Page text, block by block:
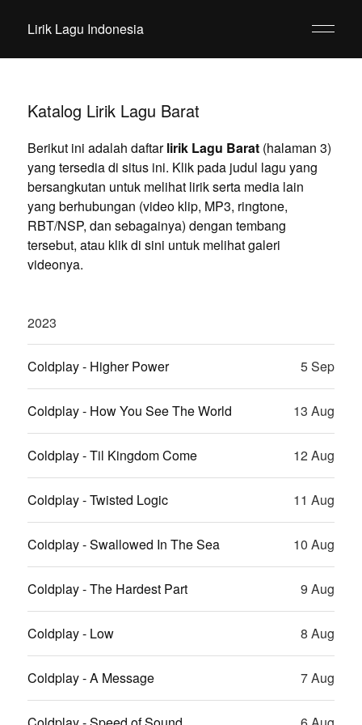
Lirik Lagu Indonesia
Katalog Lirik Lagu Barat
Berikut ini adalah daftarlirik Lagu Barat(halaman 3)
yang tersedia di situs ini. Klik pada judul lagu yang
bersangkutan untuk melihat lirik serta media lain
yang berhubungan (video klip, MP3, ringtone,
RBT/NSP, dan sebagainya) dengan tembang
tersebut, atau klik di sini untuk melihat galeri
videonya.
2023
Coldplay - Higher Power 5 Sep
Coldplay - How You See The World 13 Aug
Coldplay - Til Kingdom Come 12 Aug
Coldplay - Twisted Logic 11 Aug
Coldplay - Swallowed In The Sea 10 Aug
Coldplay - The Hardest Part 9 Aug
Coldplay - Low 8 Aug
Coldplay - A Message 7 Aug